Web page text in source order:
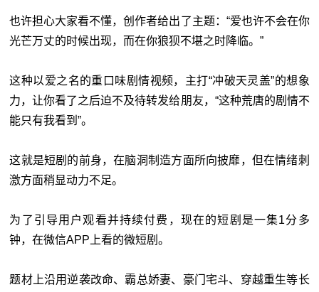
也许担心大家看不懂，创作者给出了主题：“爱也许不会在你
光芒万丈的时候出现，而在你狼狈不堪之时降临。”
这种以爱之名的重口味剧情视频，主打“冲破天灵盖”的想象
力，让你看了之后迫不及待转发给朋友，“这种荒唐的剧情不
能只有我看到”。
这就是短剧的前身，在脑洞制造方面所向披靡，但在情绪刺
激方面稍显动力不足。
为了引导用户观看并持续付费，现在的短剧是一集1分多
钟，在微信APP上看的微短剧。
题材上沿用逆袭改命、霸总娇妻、豪门宅斗、穿越重生等长